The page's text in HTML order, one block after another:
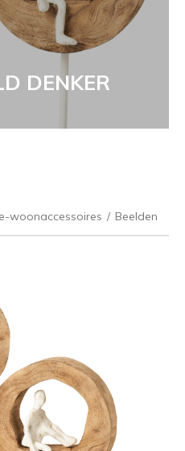
DENKER
woonaccessoires / Beelden